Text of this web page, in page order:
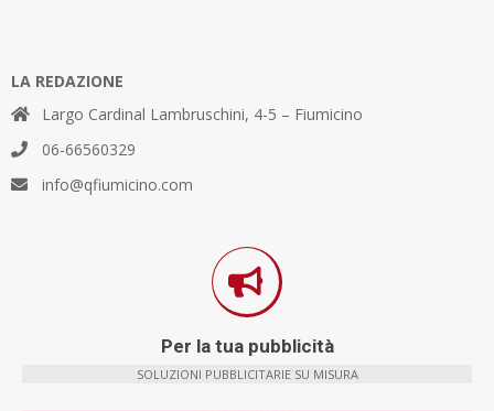
LA REDAZIONE
Largo Cardinal Lambruschini, 4-5 – Fiumicino
06-66560329
info@qfiumicino.com
Per la tua pubblicità
SOLUZIONI PUBBLICITARIE SU MISURA